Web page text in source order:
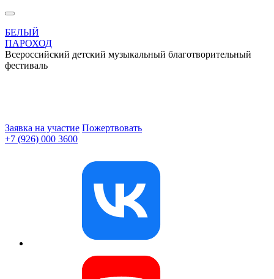
БЕЛЫЙ
ПАРОХОД
Всероссийский детский музыкальный благотворительный
фестиваль
Заявка на участие Пожертвовать
+7 (926) 000 3600